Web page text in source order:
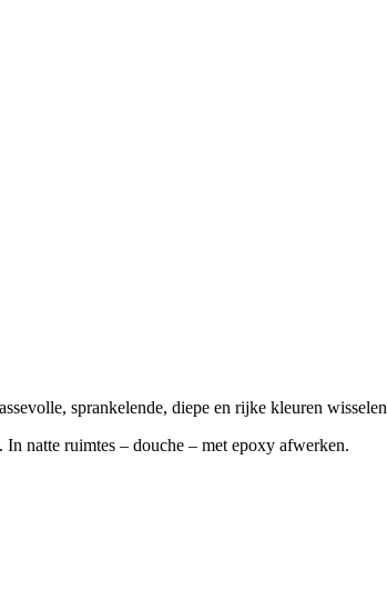
sprankelende, diepe en rijke kleuren
natte ruimtes – douche – met epoxy afwerken.